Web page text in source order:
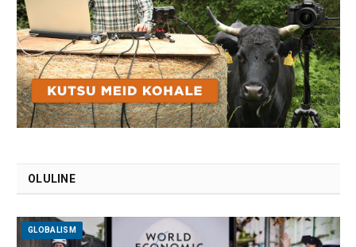
OLULINE
GLOBALISM